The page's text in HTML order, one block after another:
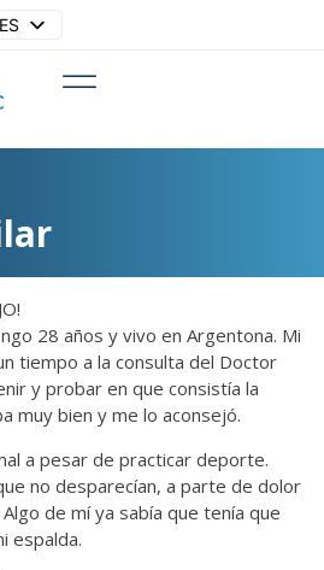
ES
28 años y vivo en Argentona. Mi
tiempo a la consulta del Doctor
y probar en que consistía la
muy bien y me lo aconsejó.
a pesar de practicar deporte.
no desparecían, a parte de dolor
de mí ya sabía que tenía que
espalda.